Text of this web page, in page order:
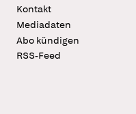
Kontakt
Mediadaten
Abo kündigen
RSS-Feed